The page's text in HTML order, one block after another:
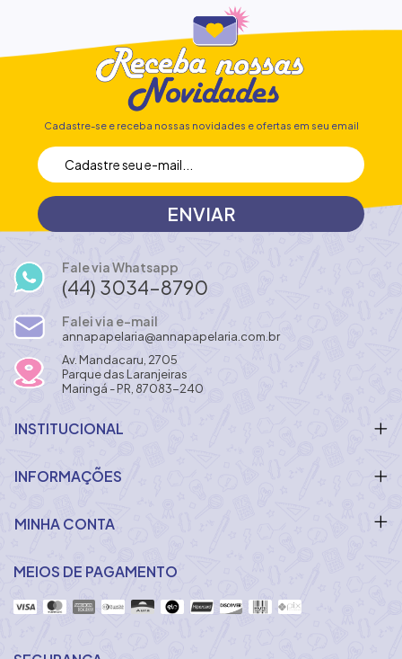
Cadastre-se e receba nossas novidades e ofertas em seu email
Fale via Whatsapp
(44) 3034-8790
Falei via e-mail
annapapelaria@annapapelaria.com.br
Av. Mandacaru, 2705
Parque das Laranjeiras
Maringá - PR, 87083-240
INSTITUCIONAL
INFORMAÇÕES
MINHA CONTA
MEIOS DE PAGAMENTO